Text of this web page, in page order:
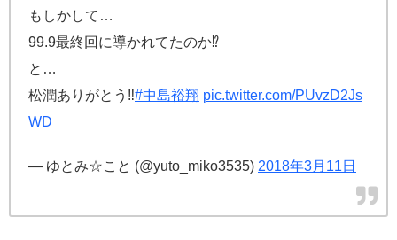
もしかして…
99.9最終回に導かれてたのか⁉︎
と…
松潤ありがとう‼#中島裕翔 pic.twitter.com/PUvzD2Js
WD
— ゆとみ☆こと (@yuto_miko3535) 2018年3月11日